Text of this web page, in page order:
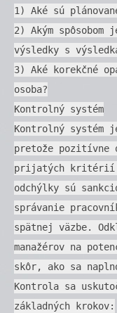
1) Aké sú
2) Akým spôsobom
výsledky s
3) Aké korekčné
osoba?
Kontrolný systém
Kontrolný systém
pretože pozitívne
prijatých kritérií
odchýlky sú
správanie
spätnej väzbe.
manažérov na
skôr, ako sa
Kontrola sa
základných krokov: